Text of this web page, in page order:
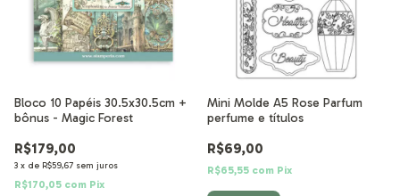
Bloco 10 Papéis 30.5x30.5cm +
bônus - Magic Forest
R$179,00
3 x de R$59,67 sem juros
R$170,05 com Pix
Mini Molde A5 Rose Parfum
perfume e títulos
R$69,00
R$65,55 com Pix